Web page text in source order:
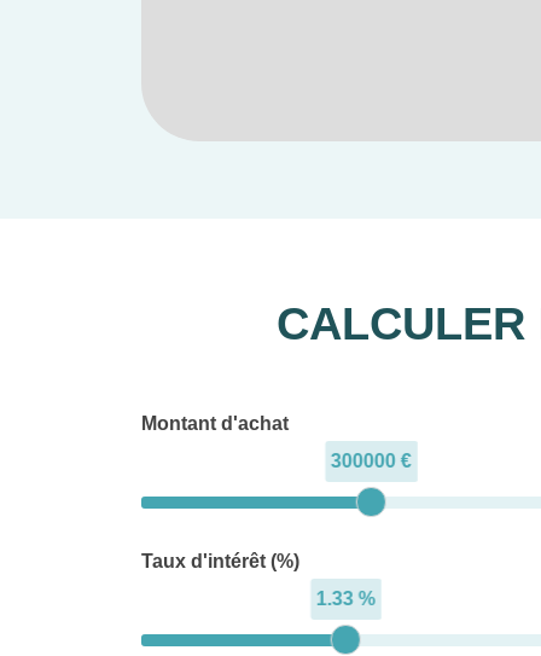
• Nouvelle ligne
CALCULER
Montant d'achat
300000 €
Taux d'intérêt (%)
1.33 %